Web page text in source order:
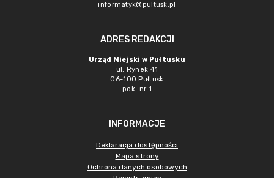
informatyk@pultusk.pl
ADRES REDAKCJI
Urząd Miejski w Pułtusku
ul. Rynek 41
06-100 Pułtusk
pok. nr 1
INFORMACJE
Deklaracja dostępności
Mapa strony
Ochrona danych osobowych